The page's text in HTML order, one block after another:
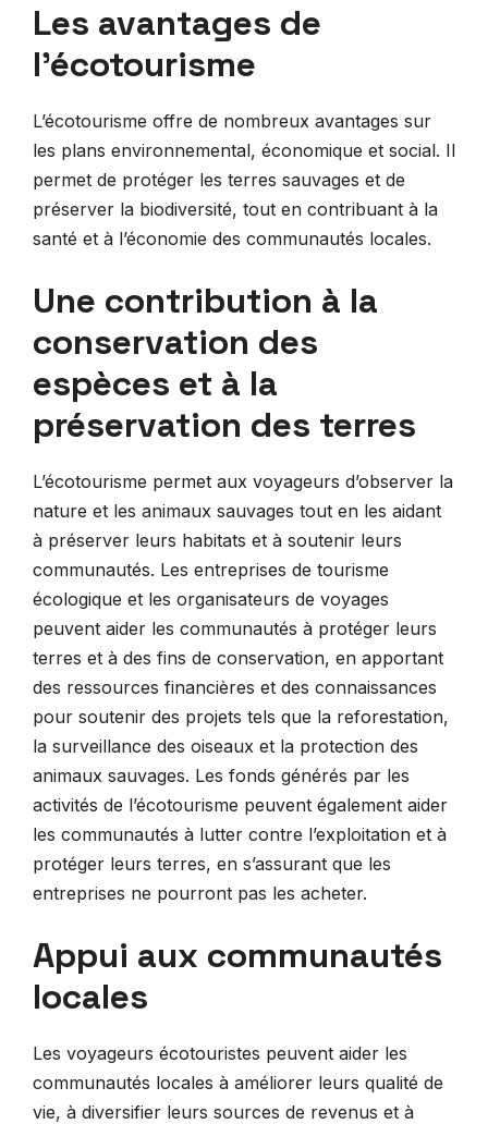
Les avantages de
l’écotourisme
L’écotourisme offre de nombreux avantages sur
les plans environnemental, économique et social. Il
permet de protéger les terres sauvages et de
préserver la biodiversité, tout en contribuant à la
santé et à l’économie des communautés locales.
Une contribution à la
conservation des
espèces et à la
préservation des terres
L’écotourisme permet aux voyageurs d’observer la
nature et les animaux sauvages tout en les aidant
à préserver leurs habitats et à soutenir leurs
communautés. Les entreprises de tourisme
écologique et les organisateurs de voyages
peuvent aider les communautés à protéger leurs
terres et à des fins de conservation, en apportant
des ressources financières et des connaissances
pour soutenir des projets tels que la reforestation,
la surveillance des oiseaux et la protection des
animaux sauvages. Les fonds générés par les
activités de l’écotourisme peuvent également aider
les communautés à lutter contre l’exploitation et à
protéger leurs terres, en s’assurant que les
entreprises ne pourront pas les acheter.
Appui aux communautés
locales
Les voyageurs écotouristes peuvent aider les
communautés locales à améliorer leurs qualité de
vie, à diversifier leurs sources de revenus et à